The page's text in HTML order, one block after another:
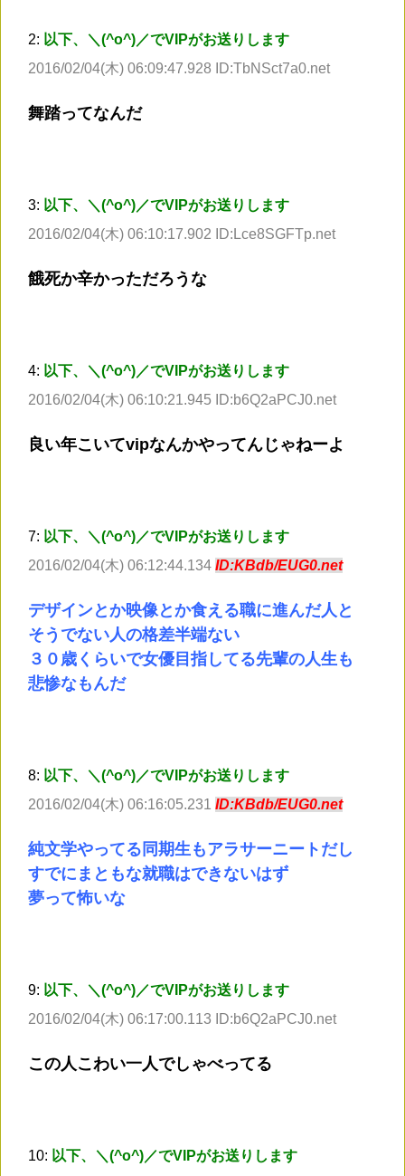
2: 以下、＼(^o^)／でVIPがお送りします
2016/02/04(木) 06:09:47.928 ID:TbNSct7a0.net
舞踏ってなんだ
3: 以下、＼(^o^)／でVIPがお送りします
2016/02/04(木) 06:10:17.902 ID:Lce8SGFTp.net
餓死か辛かっただろうな
4: 以下、＼(^o^)／でVIPがお送りします
2016/02/04(木) 06:10:21.945 ID:b6Q2aPCJ0.net
良い年こいてvipなんかやってんじゃねーよ
7: 以下、＼(^o^)／でVIPがお送りします
2016/02/04(木) 06:12:44.134 ID:KBdb/EUG0.net
デザインとか映像とか食える職に進んだ人と
そうでない人の格差半端ない
３０歳くらいで女優目指してる先輩の人生も
悲惨なもんだ
8: 以下、＼(^o^)／でVIPがお送りします
2016/02/04(木) 06:16:05.231 ID:KBdb/EUG0.net
純文学やってる同期生もアラサーニートだし
すでにまともな就職はできないはず
夢って怖いな
9: 以下、＼(^o^)／でVIPがお送りします
2016/02/04(木) 06:17:00.113 ID:b6Q2aPCJ0.net
この人こわい一人でしゃべってる
10: 以下、＼(^o^)／でVIPがお送りします